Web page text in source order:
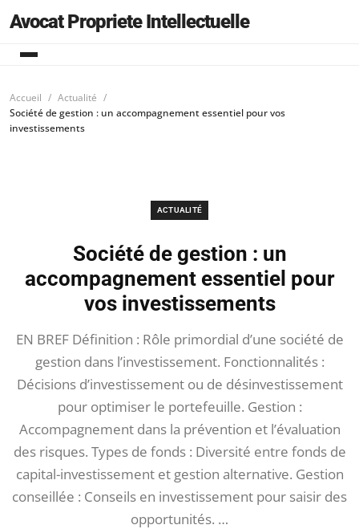
Avocat Propriete Intellectuelle
Accueil
Actualité
Société de gestion : un accompagnement essentiel pour vos
investissements
ACTUALITÉ
Société de gestion : un
accompagnement essentiel pour
vos investissements
EN BREF Définition : Rôle primordial d’une société de
gestion dans l’investissement. Fonctionnalités :
Décisions d’investissement ou de désinvestissement
pour optimiser le portefeuille. Gestion :
Accompagnement dans la prévention et l’évaluation
des risques. Types de fonds : Diversité entre fonds de
capital-investissement et gestion alternative. Gestion
conseillée : Conseils en investissement pour saisir des
opportunités. …